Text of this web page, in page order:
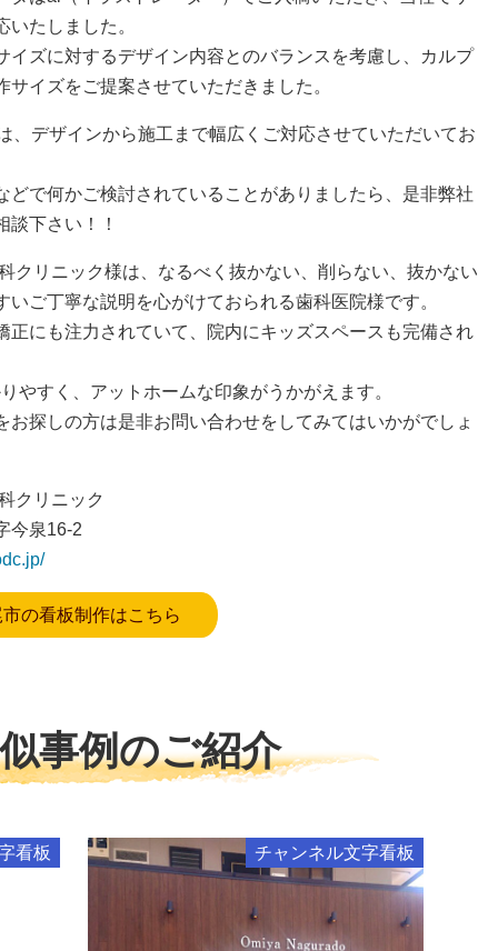
いたしました。
イズに対するデザイン内容とのバランスを考慮し、カルプ
サイズをご提案させていただきました。
、デザインから施工まで幅広くご対応させていただいてお
どで何かご検討されていることがありましたら、是非弊社
談下さい！！
クリニック様は、なるべく抜かない、削らない、抜かない
いご丁寧な説明を心がけておられる歯科医院様です。
正にも注力されていて、院内にキッズスペースも完備され
やすく、アットホームな印象がうかがえます。
お探しの方は是非お問い合わせをしてみてはいかがでしょ
クリニック
今泉16-2
市の看板制作はこちら
事例のご紹介
看板 チャンネル文字看板